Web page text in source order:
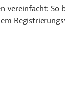
vereinfacht: So